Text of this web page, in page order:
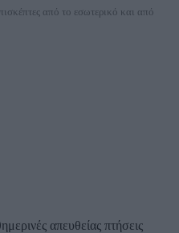
από το εσωτερικό και από
απευθείας πτήσεις